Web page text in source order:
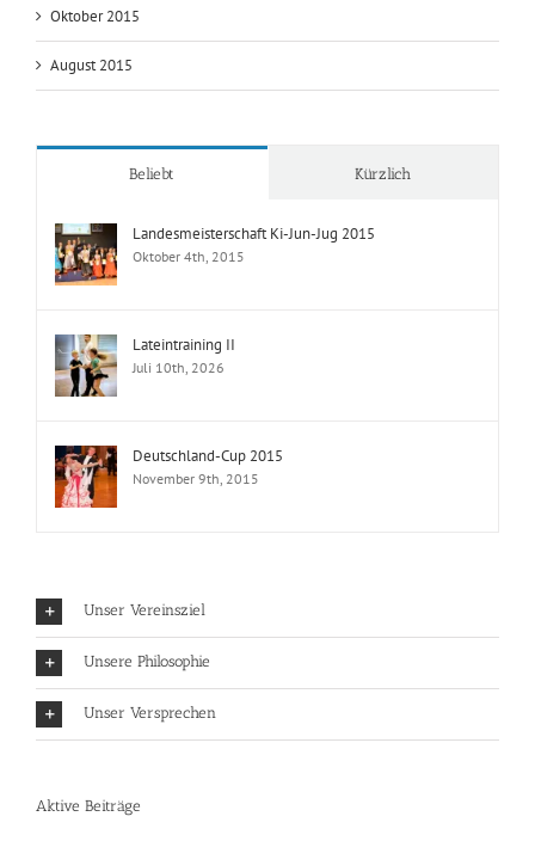
Oktober 2015
August 2015
Beliebt Kürzlich
Landesmeisterschaft Ki-Jun-Jug 2015
Oktober 4th, 2015
Lateintraining II
Juli 10th, 2026
Deutschland-Cup 2015
November 9th, 2015
Unser Vereinsziel
Unsere Philosophie
Unser Versprechen
Aktive Beiträge